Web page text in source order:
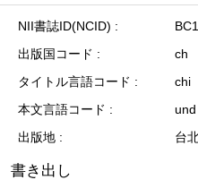
NII書誌ID(NCID)
出版国コード
ch
タイトル言語コード
chi
本文言語コード
und
出版地
台
書き出し